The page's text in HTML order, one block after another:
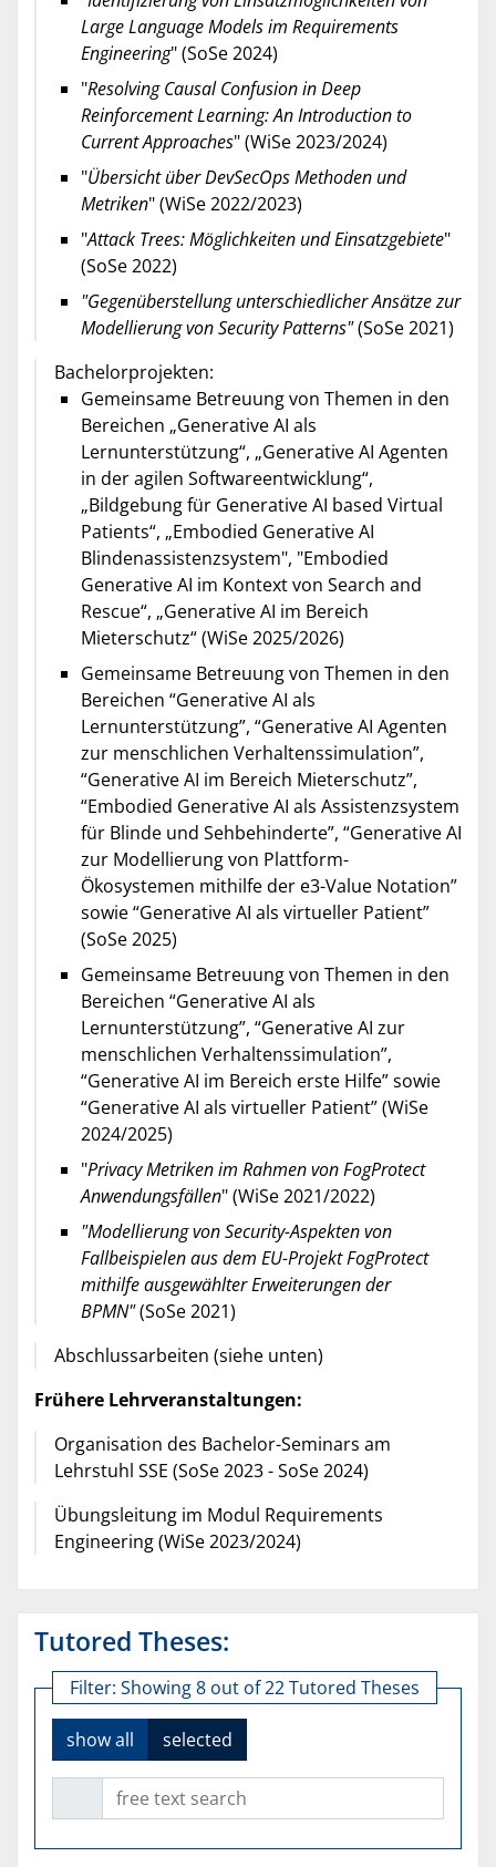
Large Language Models im Requirements
Engineering" (SoSe 2024)
"Resolving Causal Confusion in Deep
Reinforcement Learning: An Introduction to
Current Approaches" (WiSe 2023/2024)
"Übersicht über DevSecOps Methoden und
Metriken" (WiSe 2022/2023)
"Attack Trees: Möglichkeiten und Einsatzgebiete"
(SoSe 2022)
"Gegenüberstellung unterschiedlicher Ansätze zur
Modellierung von Security Patterns"(SoSe 2021)
Bachelorprojekten:
Gemeinsame Betreuung von Themen in den
Bereichen „Generative AI als
Lernunterstützung“, „Generative AI Agenten
in der agilen Softwareentwicklung“,
„Bildgebung für Generative AI based Virtual
Patients“, „Embodied Generative AI
Blindenassistenzsystem", "Embodied
Generative AI im Kontext von Search and
Rescue“, „Generative AI im Bereich
Mieterschutz“ (WiSe 2025/2026)
Gemeinsame Betreuung von Themen in den
Bereichen “Generative AI als
Lernunterstützung”, “Generative AI Agenten
zur menschlichen Verhaltenssimulation”,
“Generative AI im Bereich Mieterschutz”,
“Embodied Generative AI als Assistenzsystem
für Blinde und Sehbehinderte”, “Generative AI
zur Modellierung von Plattform-
Ökosystemen mithilfe der e3-Value Notation”
sowie “Generative AI als virtueller Patient”
(SoSe 2025)
Gemeinsame Betreuung von Themen in den
Bereichen “Generative AI als
Lernunterstützung”, “Generative AI zur
menschlichen Verhaltenssimulation”,
“Generative AI im Bereich erste Hilfe” sowie
“Generative AI als virtueller Patient” (WiSe
2024/2025)
"Privacy Metriken im Rahmen von FogProtect
Anwendungsfällen" (WiSe 2021/2022)
"Modellierung von Security-Aspekten von
Fallbeispielen aus dem EU-Projekt FogProtect
mithilfe ausgewählter Erweiterungen der
BPMN"(SoSe 2021)
Abschlussarbeiten (siehe unten)
Frühere Lehrveranstaltungen:
Organisation des Bachelor-Seminars am
Lehrstuhl SSE (SoSe 2023 - SoSe 2024)
Übungsleitung im Modul Requirements
Engineering (WiSe 2023/2024)
Tutored Theses:
Filter: Showing 8 out of 22 Tutored Theses
show all selected
free text search